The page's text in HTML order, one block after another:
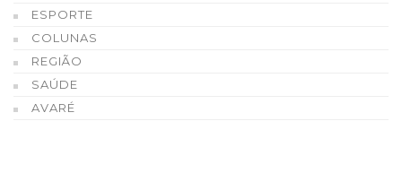
ESPORTE
COLUNAS
REGIÃO
SAÚDE
AVARÉ